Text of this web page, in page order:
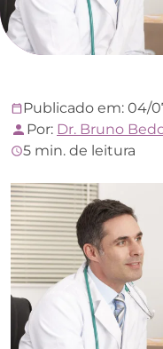
Publicado em: 04/
Por: Dr. Bruno
5 min. de leitura